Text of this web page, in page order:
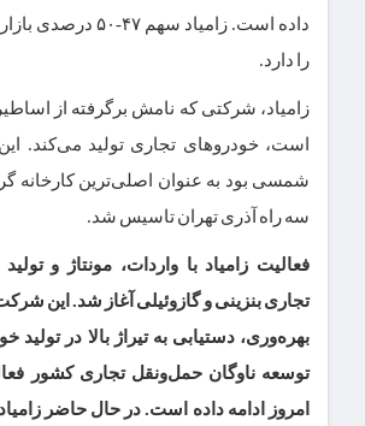
داده است. زامیاد سهم
را دارد.
زامیاد، شرکتی که نامش برگرفته از اساطیر
شمسی بود به عنوان اصلی‌ترین کارخانه
سه راه آذری تهران تاسیس شد.
فعالیت زامیاد با واردات، مونتاژ و
تجاری بنزینی و گازوئیلی آغاز شد. این
بهره‌وری، دستیابی به تیراژ بالا در تولید
توسعه ناوگان حمل‌ونقل تجاری کشور
امروز ادامه داده است. در حال حاضر